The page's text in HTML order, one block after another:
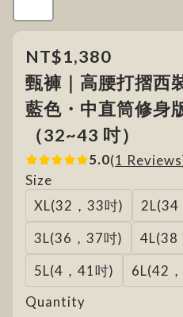
NT$1,380
甄褲｜高腰打摺西
藍色・中直筒修身
（32~43 吋）
5.0(1 Reviews
Size
XL(32，33吋)
2L(34
3L(36，37吋)
4L(38
5L(4，41吋)
6L(42
Quantity